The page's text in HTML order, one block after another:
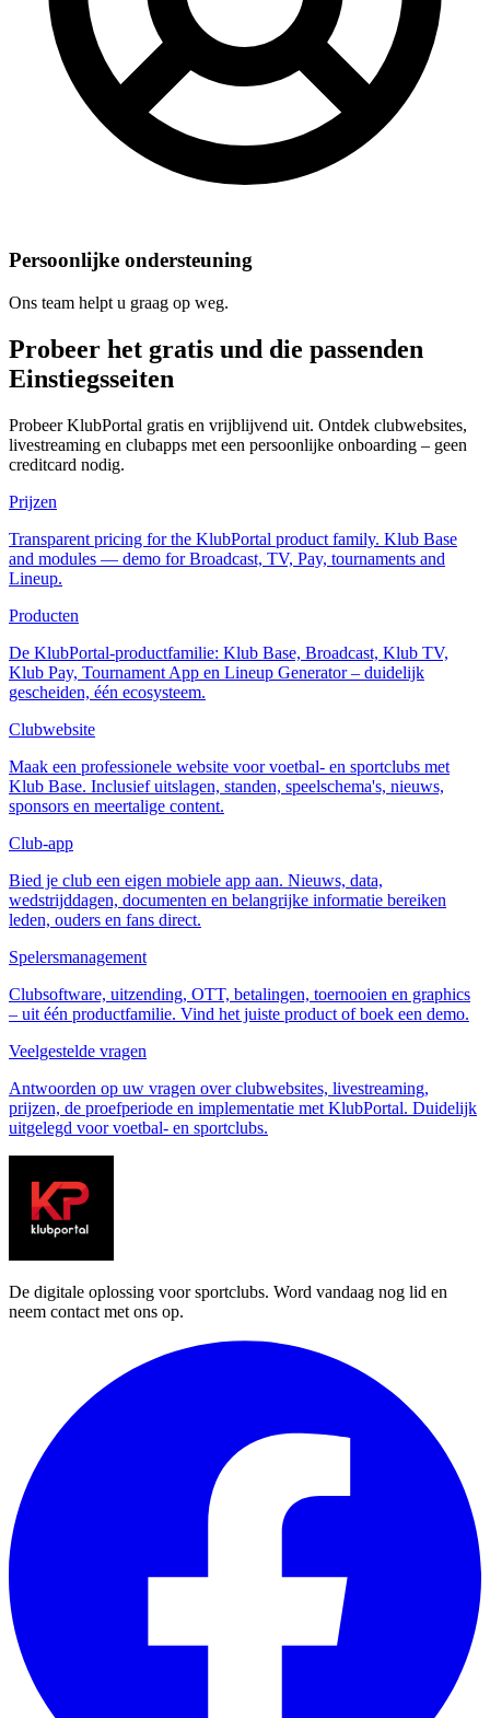
Persoonlijke ondersteuning
Ons team helpt u graag op weg.
Probeer het gratis und die passenden
Einstiegsseiten
Probeer KlubPortal gratis en vrijblijvend uit. Ontdek clubwebsites,
livestreaming en clubapps met een persoonlijke onboarding – geen
creditcard nodig.
Prijzen
Transparent pricing for the KlubPortal product family. Klub Base
and modules — demo for Broadcast, TV, Pay, tournaments and
Lineup.
Producten
De KlubPortal-productfamilie: Klub Base, Broadcast, Klub TV,
Klub Pay, Tournament App en Lineup Generator – duidelijk
gescheiden, één ecosysteem.
Clubwebsite
Maak een professionele website voor voetbal- en sportclubs met
Klub Base. Inclusief uitslagen, standen, speelschema's, nieuws,
sponsors en meertalige content.
Club-app
Bied je club een eigen mobiele app aan. Nieuws, data,
wedstrijddagen, documenten en belangrijke informatie bereiken
leden, ouders en fans direct.
Spelersmanagement
Clubsoftware, uitzending, OTT, betalingen, toernooien en graphics
– uit één productfamilie. Vind het juiste product of boek een demo.
Veelgestelde vragen
Antwoorden op uw vragen over clubwebsites, livestreaming,
prijzen, de proefperiode en implementatie met KlubPortal. Duidelijk
uitgelegd voor voetbal- en sportclubs.
De digitale oplossing voor sportclubs. Word vandaag nog lid en
neem contact met ons op.